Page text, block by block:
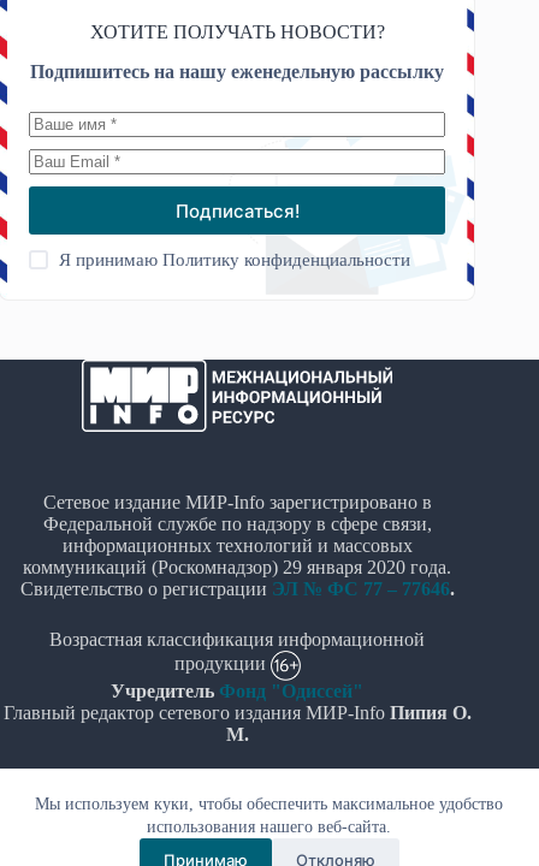
Мы используем куки, чтобы обеспечить максимальное удобство
использования нашего веб-сайта.
Принимаю Отклоняю
ХОТИТЕ ПОЛУЧАТЬ НОВОСТИ?
Подпишитесь на нашу еженедельную рассылку
Подписаться!
Я принимаюПолитику конфиденциальности
Сетевое издание МИР-Info зарегистрировано в
Федеральной службе по надзору в сфере связи,
информационных технологий и массовых
коммуникаций (Роскомнадзор) 29 января 2020 года.
Свидетельство о регистрации ЭЛ № ФС 77 – 77646.
Возрастная классификация информационной
продукции
Учредитель Фонд "Одиссей"
Главный редактор сетевого издания МИР-Info Пипия О.
М.
данных
© Все права защищены 2020-2026г. - "МИР-Info"